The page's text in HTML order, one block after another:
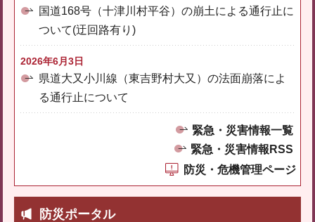
国道168号（十津川村平谷）の崩土による通行止に
ついて(迂回路有り)
2026年6月3日
県道大又小川線（東吉野村大又）の法面崩落によ
る通行止について
緊急・災害情報一覧
緊急・災害情報RSS
防災・危機管理ページ
防災ポータル